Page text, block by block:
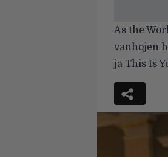
As the
vanhojen
ja This Is